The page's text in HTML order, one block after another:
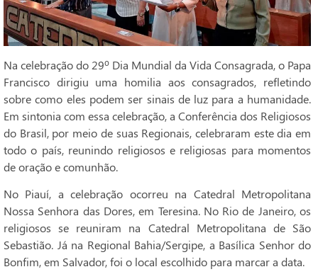
Na celebração do 29º Dia Mundial da Vida Consagrada, o Papa
Francisco dirigiu uma homilia aos consagrados, refletindo
sobre como eles podem ser sinais de luz para a humanidade.
Em sintonia com essa celebração, a Conferência dos Religiosos
do Brasil, por meio de suas Regionais, celebraram este dia em
todo o país, reunindo religiosos e religiosas para momentos
de oração e comunhão.
No Piauí, a celebração ocorreu na Catedral Metropolitana
Nossa Senhora das Dores, em Teresina. No Rio de Janeiro, os
religiosos se reuniram na Catedral Metropolitana de São
Sebastião. Já na Regional Bahia/Sergipe, a Basílica Senhor do
Bonfim, em Salvador, foi o local escolhido para marcar a data.